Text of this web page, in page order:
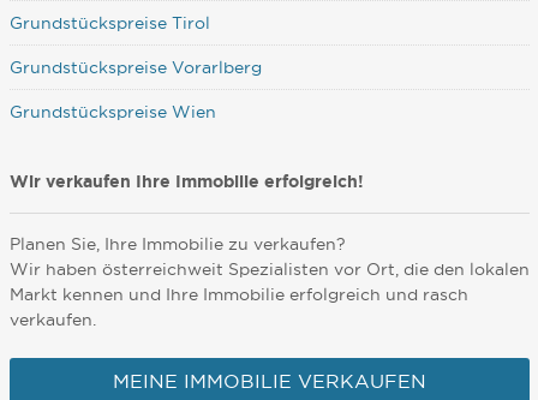
Grundstückspreise Tirol
Grundstückspreise Vorarlberg
Grundstückspreise Wien
Wir verkaufen Ihre Immobilie erfolgreich!
Planen Sie, Ihre Immobilie zu verkaufen?
Wir haben österreichweit Spezialisten vor Ort, die den lokalen
Markt kennen und Ihre Immobilie erfolgreich und rasch
verkaufen.
MEINE IMMOBILIE VERKAUFEN